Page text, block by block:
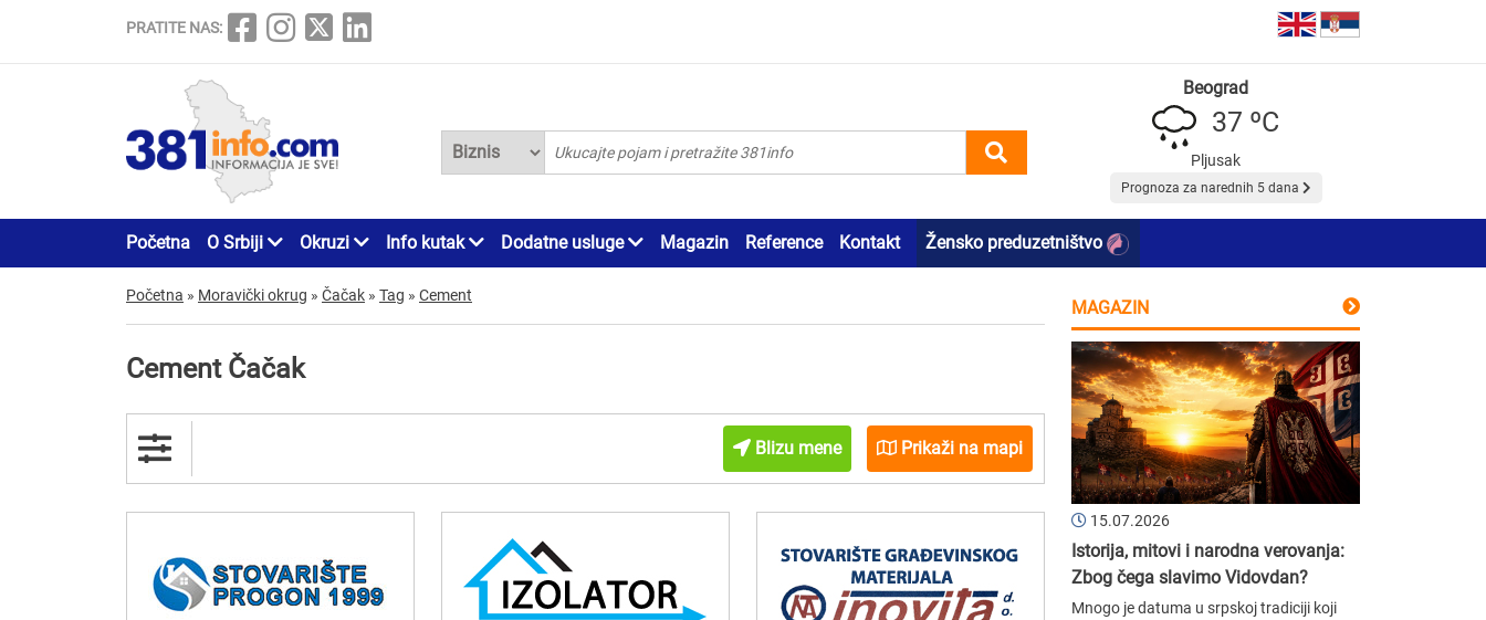
PRATITE NAS:
Beograd
37 ºC
Pljusak
Prognoza za narednih 5 dana
Početna O Srbiji Okruzi Info kutak Dodatne usluge Magazin Reference Kontakt Žensko preduzetništvo
Početna » Moravički okrug » Čačak » Tag » Cement
Cement Čačak
Blizu mene Prikaži na mapi
MAGAZIN
15.07.2026
Istorija, mitovi i narodna verovanja:
Zbog čega slavimo Vidovdan?
Mnogo je datuma u srpskoj tradiciji koji